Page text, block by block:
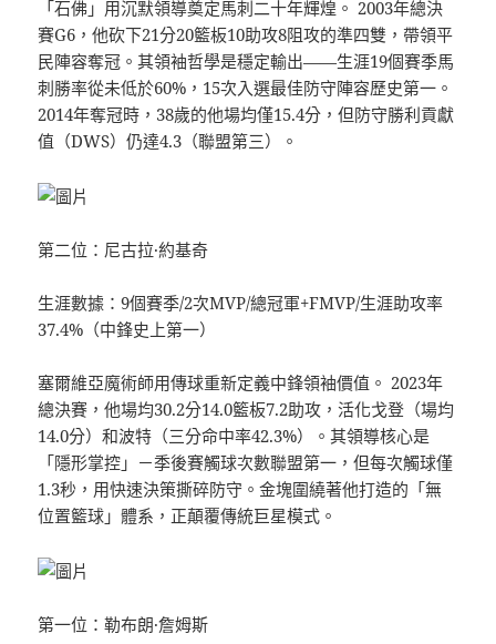
「石佛」用沉默領導奠定馬刺二十年輝煌。 2003年總決
賽G6，他砍下21分20籃板10助攻8阻攻的準四雙，帶領平
民陣容奪冠。其領袖哲學是穩定輸出——生涯19個賽季馬
刺勝率從未低於60%，15次入選最佳防守陣容歷史第一。
2014年奪冠時，38歲的他場均僅15.4分，但防守勝利貢獻
值（DWS）仍達4.3（聯盟第三）。
第二位：尼古拉·約基奇
生涯數據：9個賽季/2次MVP/總冠軍+FMVP/生涯助攻率
37.4%（中鋒史上第一）
塞爾維亞魔術師用傳球重新定義中鋒領袖價值。 2023年
總決賽，他場均30.2分14.0籃板7.2助攻，活化戈登（場均
14.0分）和波特（三分命中率42.3%）。其領導核心是
「隱形掌控」－季後賽觸球次數聯盟第一，但每次觸球僅
1.3秒，用快速決策撕碎防守。金塊圍繞著他打造的「無
位置籃球」體系，正顛覆傳統巨星模式。
第一位：勒布朗·詹姆斯